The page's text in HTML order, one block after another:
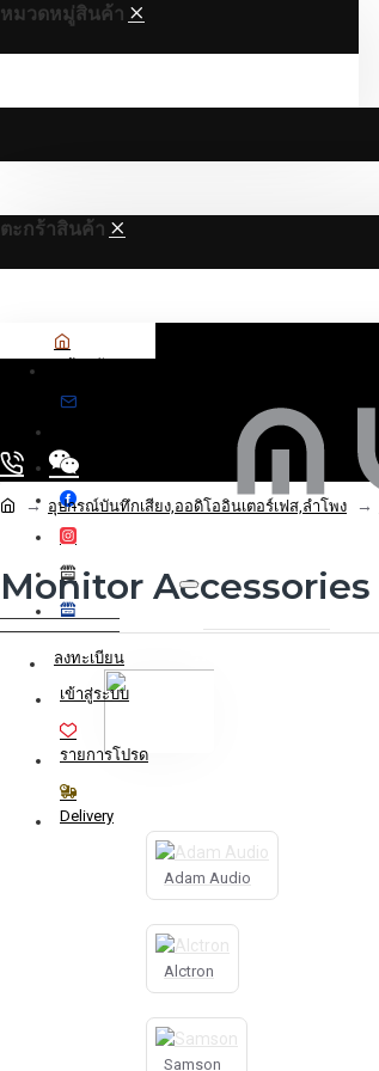
หมวดหมู่สินค้า
ตะกร้าสินค้า
ติดตามเราบน
ลงทะเบียน
เข้าสู่ระบบ
รายการโปรด
Delivery
อุปกรณ์บันทึกเสียง,ออดิโออินเตอร์เฟส,ลำโพง
Monitor Accessories
Adam Audio
Alctron
Samson